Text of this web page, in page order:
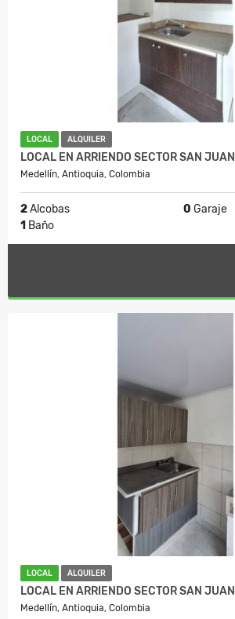
LOCAL ALQUILER
LOCAL EN ARRIENDO SECTOR SAN JUAN
Medellín, Antioquia, Colombia
2Alcobas 0 Garaje
1 Baño
LOCAL ALQUILER
LOCAL EN ARRIENDO SECTOR SAN JUAN
Medellín, Antioquia, Colombia